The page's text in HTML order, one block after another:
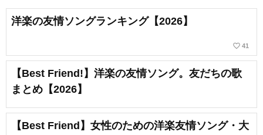
洋楽の友情ソングランキング【2026】
favorite_border 41
【Best Friend!】洋楽の友情ソング。友だちの歌
まとめ【2026】
【Best Friend】女性のための洋楽友情ソング・大